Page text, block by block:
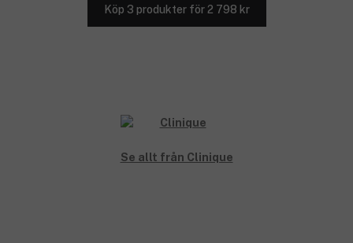
Köp 3 produkter för 2 798 kr
Se allt från Clinique